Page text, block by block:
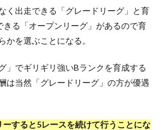
く出走できる「グレードリーグ」と育
きる「オープンリーグ」があるので育
かを選ぶことになる。
」でギリギリ強いBランクを育成する
は当然「グレードリーグ」の方が優遇
すると5レースを続けて行うことにな